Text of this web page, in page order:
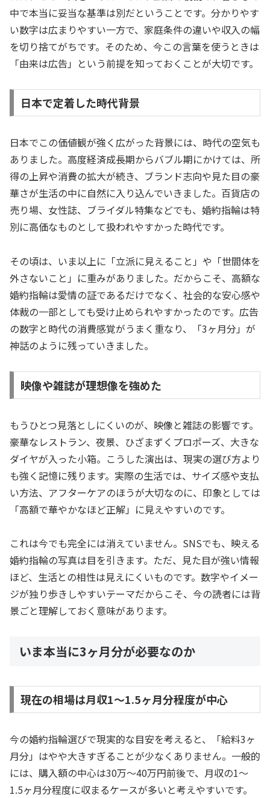
中で本当に妥当な基準は別だということです。分かりやす
い数字は広まりやすい一方で、家庭条件の違いや収入の幅
を切り捨てがちです。そのため、今この言葉を使うときは
「由来は広告」という前提を知っておくことが大切です。
日本で定着した時代背景
日本でこの価値観が強く広がった背景には、時代の空気も
ありました。高度経済成長期からバブル期にかけては、所
得の上昇や消費の拡大が続き、ブランド志向や見た目の豪
華さが生活の中に自然に入り込んでいきました。百貨店の
売り場、女性誌、ブライダル特集などでも、婚約指輪は特
別に高価なものとして扱われやすかった時代です。
その頃は、いま以上に「立派に見えること」や「世間体を
外さないこと」に重みがありました。だからこそ、高額な
婚約指輪は愛情の証であるだけでなく、社会的な安心感や
体裁の一部としても受け止められやすかったのです。広告
の数字と時代の消費感覚がうまく重なり、「3ヶ月分」が
神話のように残っていきました。
映像や雑誌が理想像を強めた
もうひとつ見落としにくいのが、映像と雑誌の影響です。
豪華なレストラン、夜景、ひざまずくプロポーズ、大きな
ダイヤが入った小箱。こうした演出は、現実の選び方より
も強く記憶に残ります。実際の生活では、サイズ感や支払
い方法、アフターケアのほうが大切なのに、印象としては
「高額で華やかなほど正解」に見えやすいのです。
これは今でも完全には消えていません。SNSでも、映える
婚約指輪の写真は目を引きます。ただ、見た目が強い情報
ほど、生活との相性は見えにくいものです。数字やイメー
ジが独り歩きしやすいテーマだからこそ、今の読者には背
景ごと理解しておく意味があります。
いま本当に3ヶ月分が必要なのか
現在の相場は月収1〜1.5ヶ月分程度が中心
今の婚約指輪選びで現実的な目安を考えると、「給料3ヶ
月分」はやや大きすぎることが少なくありません。一般的
には、購入額の中心は30万〜40万円前後で、月収の1〜
1.5ヶ月分程度に収まるケースが多いと考えやすいです。